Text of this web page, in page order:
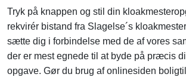
Tryk på knappen og stil din
rekvirér bistand fra Slagelse´s
sætte dig i forbindelse med de af vores
der er mest egnede til at byde på præcis
opgave. Gør du brug af onlinesiden